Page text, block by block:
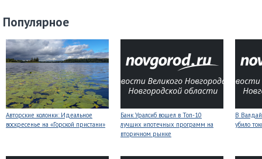
Популярное
Авторские колонки: Идеальное
воскресенье на «Горской пристани»
Банк Уралсиб вошел в Топ-10
лучших ипотечных программ на
вторичном рынке
В
убило